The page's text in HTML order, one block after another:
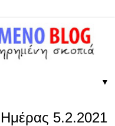
▼
Ημέρας 5.2.2021